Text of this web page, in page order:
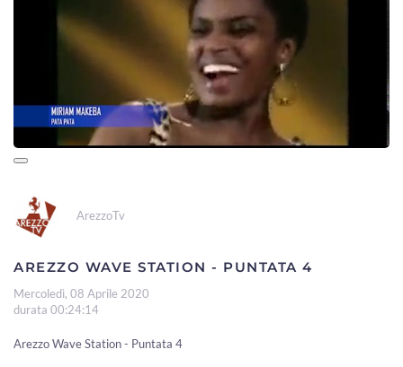
ArezzoTv
AREZZO WAVE STATION - PUNTATA 4
Mercoledì, 08 Aprile 2020
durata 00:24:14
Arezzo Wave Station - Puntata 4